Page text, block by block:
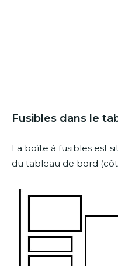
Fusibles dans le
La boîte à fusibles est
du tableau de bord